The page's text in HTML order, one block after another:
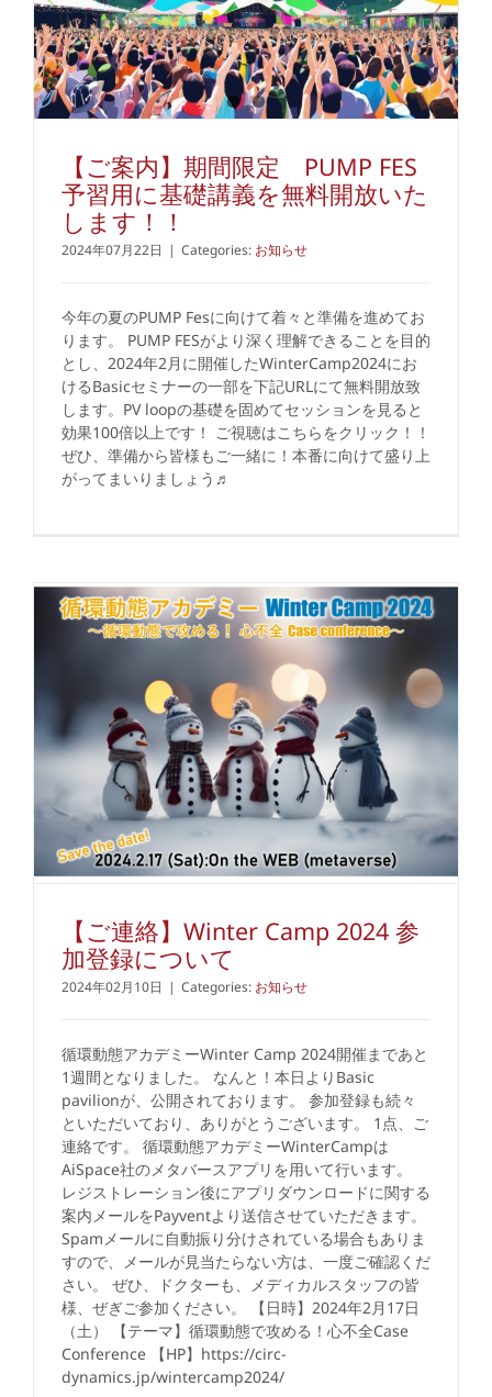
【ご案内】期間限定 PUMP FES
予習用に基礎講義を無料開放いた
します！！
2024年07月22日 | Categories: お知らせ
今年の夏のPUMP Fesに向けて着々と準備を進めてお
ります。 PUMP FESがより深く理解できることを目的
とし、2024年2月に開催したWinterCamp2024にお
けるBasicセミナーの一部を下記URLにて無料開放致
します。PV loopの基礎を固めてセッションを見ると
効果100倍以上です！ ご視聴はこちらをクリック！！
ぜひ、準備から皆様もご一緒に！本番に向けて盛り上
がってまいりましょう♬
【ご連絡】Winter Camp 2024 参
加登録について
2024年02月10日 | Categories: お知らせ
循環動態アカデミーWinter Camp 2024開催まであと
1週間となりました。 なんと！本日よりBasic
pavilionが、公開されております。 参加登録も続々
といただいており、ありがとうございます。 1点、ご
連絡です。 循環動態アカデミーWinterCampは
AiSpace社のメタバースアプリを用いて行います。
レジストレーション後にアプリダウンロードに関する
案内メールをPayventより送信させていただきます。
Spamメールに自動振り分けされている場合もありま
すので、メールが見当たらない方は、一度ご確認くだ
さい。 ぜひ、ドクターも、メディカルスタッフの皆
様、ぜぎご参加ください。 【日時】2024年2月17日
（土） 【テーマ】循環動態で攻める！心不全Case
Conference 【HP】https://circ-
dynamics.jp/wintercamp2024/